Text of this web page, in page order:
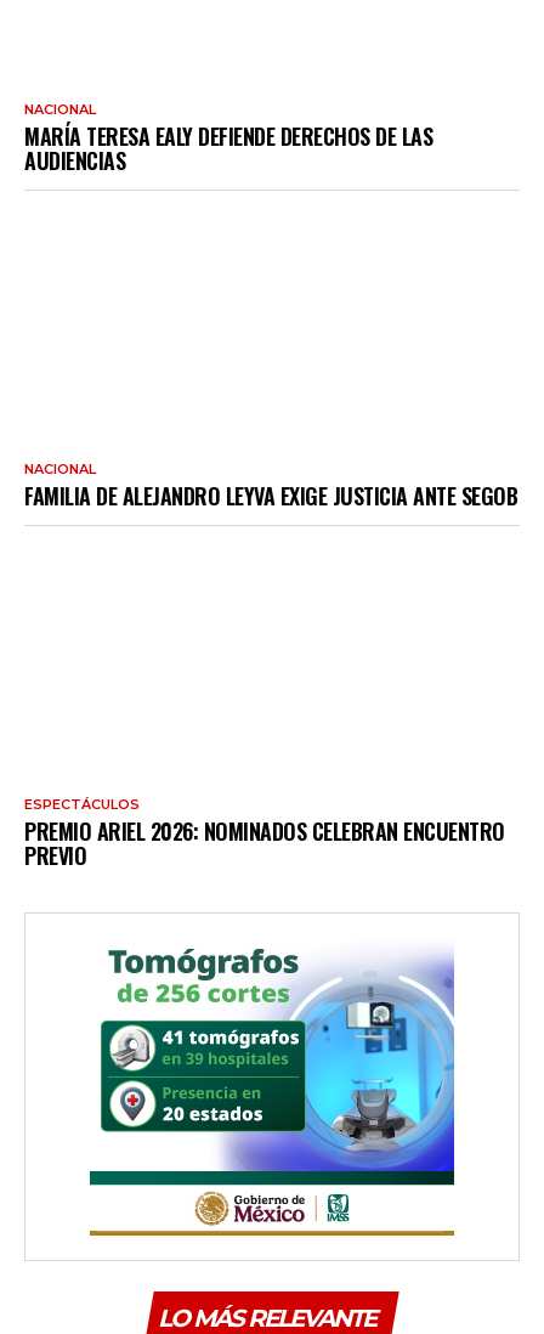
NACIONAL
MARÍA TERESA EALY DEFIENDE DERECHOS DE LAS
AUDIENCIAS
NACIONAL
FAMILIA DE ALEJANDRO LEYVA EXIGE JUSTICIA ANTE SEGOB
ESPECTÁCULOS
PREMIO ARIEL 2026: NOMINADOS CELEBRAN ENCUENTRO
PREVIO
LO MÁS RELEVANTE